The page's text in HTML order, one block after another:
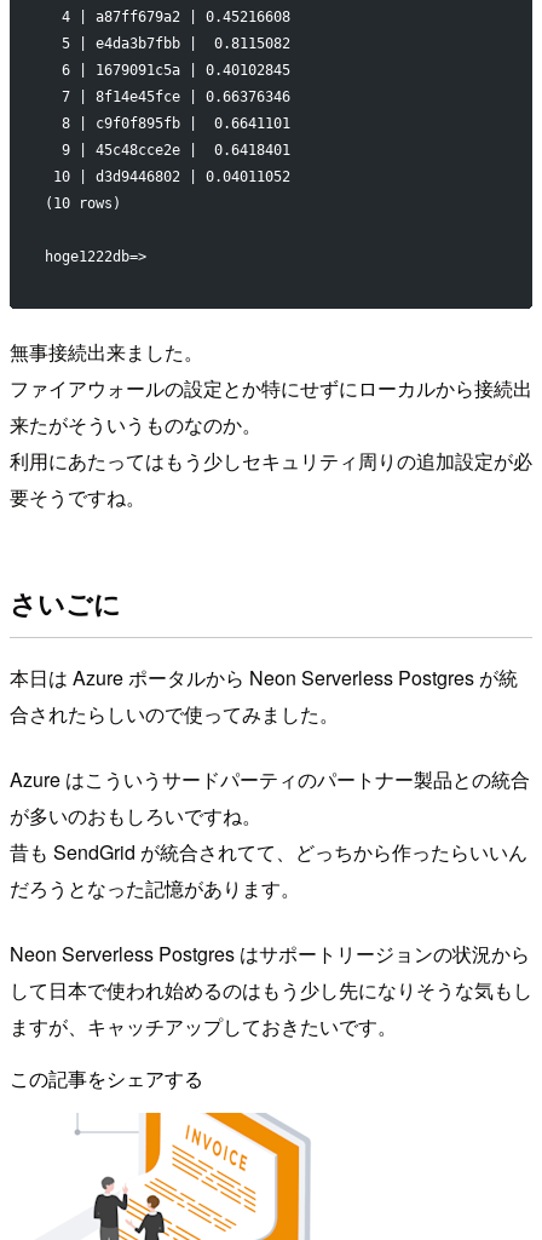
  4 | a87ff679a2 | 0.45216608
  5 | e4da3b7fbb |  0.8115082
  6 | 1679091c5a | 0.40102845
  7 | 8f14e45fce | 0.66376346
  8 | c9f0f895fb |  0.6641101
  9 | 45c48cce2e |  0.6418401
10 | d3d9446802 | 0.04011052
(10 rows)
hoge1222db=>
無事接続出来ました。
ファイアウォールの設定とか特にせずにローカルから接続出
来たがそういうものなのか。
利用にあたってはもう少しセキュリティ周りの追加設定が必
要そうですね。
さいごに
本日は Azure ポータルから Neon Serverless Postgres が統
合されたらしいので使ってみました。
Azure はこういうサードパーティのパートナー製品との統合
が多いのおもしろいですね。
昔も SendGrid が統合されてて、どっちから作ったらいいん
だろうとなった記憶があります。
Neon Serverless Postgres はサポートリージョンの状況から
して日本で使われ始めるのはもう少し先になりそうな気もし
ますが、キャッチアップしておきたいです。
この記事をシェアする